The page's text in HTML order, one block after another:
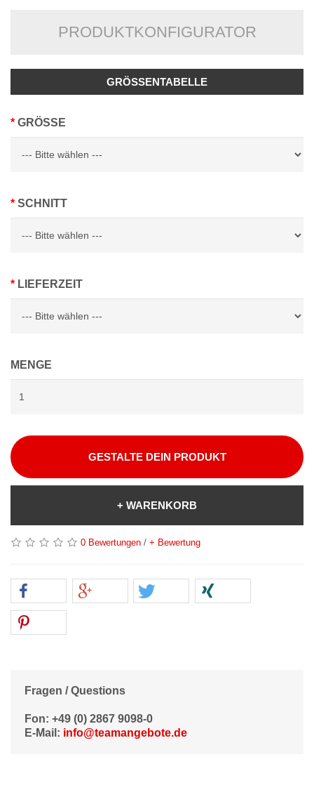
PRODUKTKONFIGURATOR
GRÖSSENTABELLE
GRÖSSE
SCHNITT
LIEFERZEIT
MENGE
GESTALTE DEIN PRODUKT
+ WARENKORB
0 Bewertungen / + Bewertung
Fragen / Questions
Fon: +49 (0) 2867 9098-0
E-Mail: info@teamangebote.de